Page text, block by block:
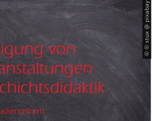
© © stux @ pixabay